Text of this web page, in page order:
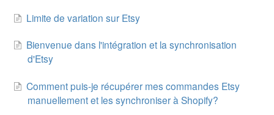
Etsy Integration - Deutsch
Etsy Integration - Spanish
Page Wise Docs - Dutch
Limite de variation sur Etsy
Bienvenue dans l'intégration et la synchronisation
d'Etsy
Comment puis-je récupérer mes commandes Etsy
manuellement et les synchroniser à Shopify?